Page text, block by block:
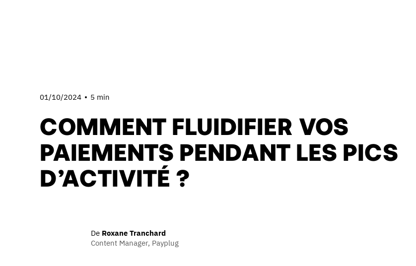
01/10/2024 5 min
COMMENT FLUIDIFIER VOS
PAIEMENTS PENDANT LES PICS
D’ACTIVITÉ ?
De Roxane Tranchard
Content Manager, Payplug